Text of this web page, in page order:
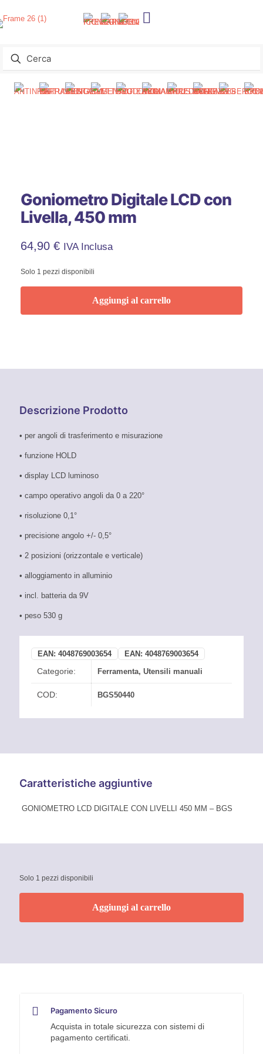
Goniometro Digitale LCD con
Livella, 450 mm
64,90 € IVA Inclusa
Solo 1 pezzi disponibili
Aggiungi al carrello
Descrizione Prodotto
• per angoli di trasferimento e misurazione
• funzione HOLD
• display LCD luminoso
• campo operativo angoli da 0 a 220°
• risoluzione 0,1°
• precisione angolo +/- 0,5°
• 2 posizioni (orizzontale e verticale)
• alloggiamento in alluminio
• incl. batteria da 9V
• peso 530 g
EAN: 4048769003654 EAN: 4048769003654
Categorie: Ferramenta, Utensili manuali
COD: BGS50440
Caratteristiche aggiuntive
GONIOMETRO LCD DIGITALE CON LIVELLI 450 MM – BGS
Solo 1 pezzi disponibili
Aggiungi al carrello
Pagamento Sicuro
Acquista in totale sicurezza con sistemi di
pagamento certificati.